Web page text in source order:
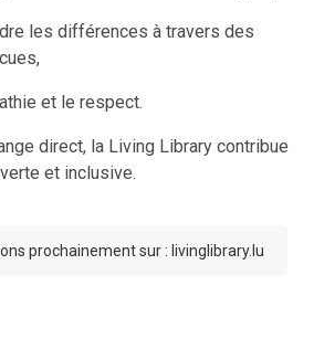
les différences à travers des
et le respect.
direct, la Living Library contribue
et inclusive.
prochainement sur : livinglibrary.lu